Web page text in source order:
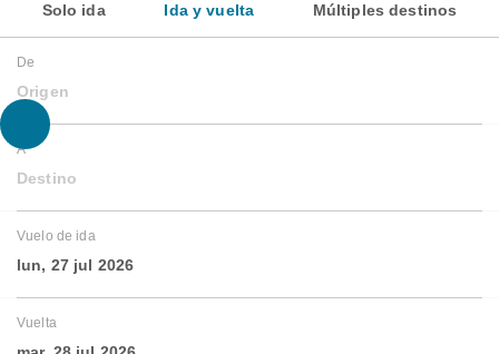
Solo ida Ida y vuelta Múltiples destinos
De
Origen
A
Destino
Vuelo de ida
lun, 27 jul 2026
Vuelta